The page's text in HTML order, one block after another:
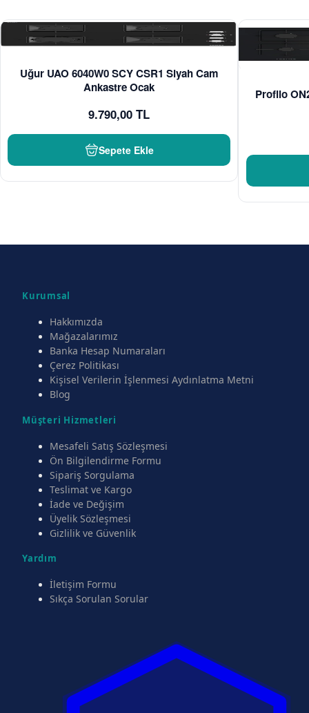
Uğur UAO 6040W0 SCY CSR1 Siyah Cam
Ankastre Ocak
9.790,00 TL
Sepete Ekle
Profilo
Kurumsal
Hakkımızda
Mağazalarımız
Banka Hesap Numaraları
Çerez Politikası
Kişisel Verilerin İşlenmesi Aydınlatma Metni
Blog
Müşteri Hizmetleri
Mesafeli Satış Sözleşmesi
Ön Bilgilendirme Formu
Sipariş Sorgulama
Teslimat ve Kargo
İade ve Değişim
Üyelik Sözleşmesi
Gizlilik ve Güvenlik
Yardım
İletişim Formu
Sıkça Sorulan Sorular